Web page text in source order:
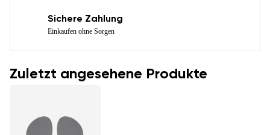
Sichere Zahlung
Einkaufen ohne Sorgen
Zuletzt angesehene Produkte